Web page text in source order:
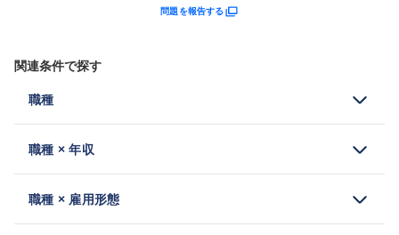
問題を報告する
関連条件で探す
職種
職種 × 年収
職種 × 雇用形態